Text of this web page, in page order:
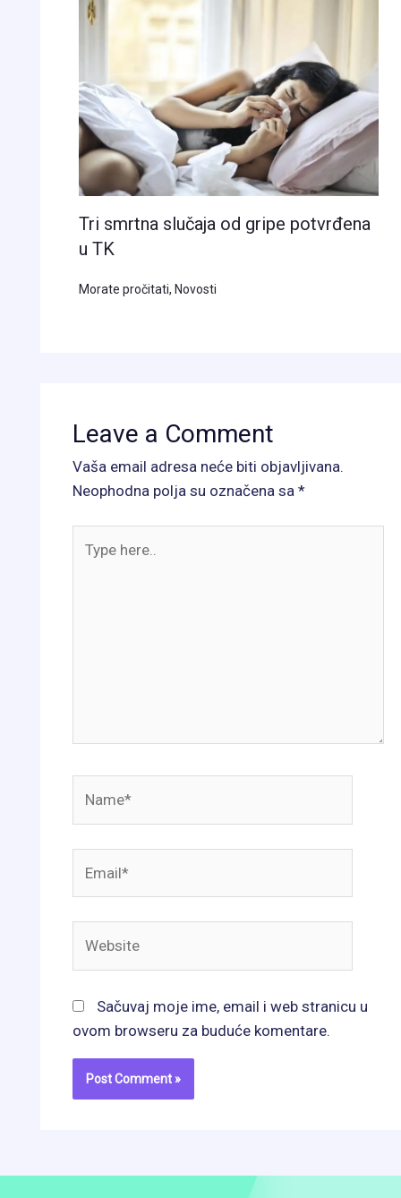
Tri smrtna slučaja od gripe potvrđena
u TK
Morate pročitati, Novosti
Leave a Comment
Vaša email adresa neće biti objavljivana.
Neophodna polja su označena sa*
here..
Sačuvaj moje ime, email i web stranicu u
ovom browseru za buduće komentare.